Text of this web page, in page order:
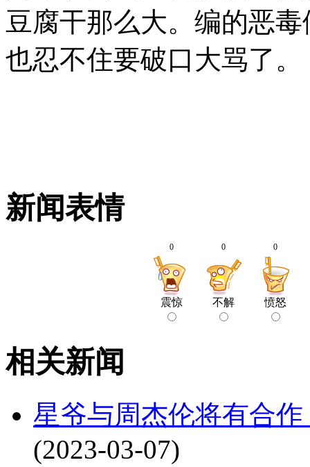
豆腐干那么大。编的恶
也忍不住要破口大骂了。
新闻表情
0
震惊
0
不解
0
愤怒
相关新闻
星爷与周杰伦将有合
(2023-03-07)